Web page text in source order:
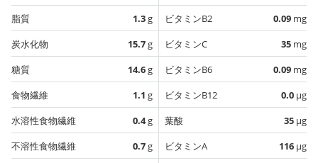
脂質
1.3g
炭水化物
15.7g
糖質
14.6g
食物繊維
1.1 g
水溶性食物繊維
0.4g
不溶性食物繊維
0.7g
ビタミンB2
0.09 mg
ビタミンC
35 mg
ビタミンB6
0.09 mg
ビタミンB12
0.0 µg
葉酸
35 µg
ビタミンA
116 µg